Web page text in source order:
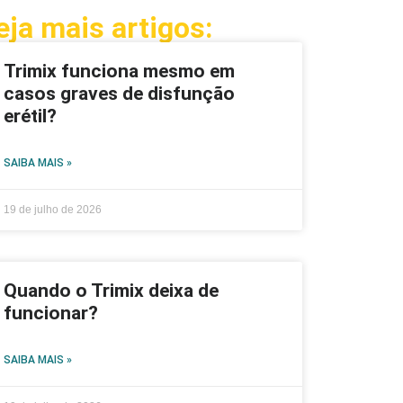
mais artigos:
Trimix funciona mesmo em
casos graves de disfunção
erétil?
SAIBA MAIS »
19 de julho de 2026
Quando o Trimix deixa de
funcionar?
SAIBA MAIS »